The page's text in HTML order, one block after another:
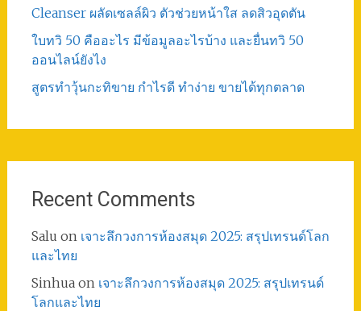
Cleanser ผลัดเซลล์ผิว ตัวช่วยหน้าใส ลดสิวอุดตัน
ใบทวิ 50 คืออะไร มีข้อมูลอะไรบ้าง และยื่นทวิ 50
ออนไลน์ยังไง
สูตรทําวุ้นกะทิขาย กำไรดี ทำง่าย ขายได้ทุกตลาด
Recent Comments
Salu on เจาะลึกวงการห้องสมุด 2025: สรุปเทรนด์โลก
และไทย
Sinhuaon เจาะลึกวงการห้องสมุด 2025: สรุปเทรนด์
โลกและไทย